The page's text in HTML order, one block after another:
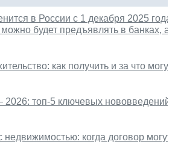
в России с 1 декабря 2025
можно будет предъявлять в банках,
как получить и за что
2026: топ-5 ключевых нововведений
недвижимостью: когда договор